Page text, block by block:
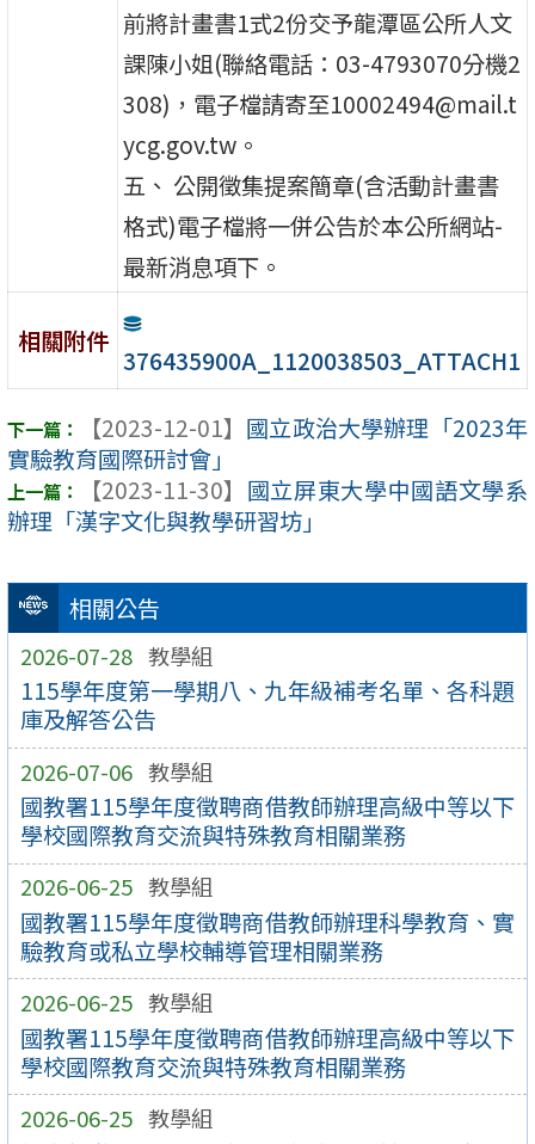
相關公告
2026-07-28 教學組
115學年度第一學期八、九年級補考名單、各科題
庫及解答公告
2026-07-06 教學組
國教署115學年度徵聘商借教師辦理高級中等以下
學校國際教育交流與特殊教育相關業務
2026-06-25 教學組
國教署115學年度徵聘商借教師辦理科學教育、實
驗教育或私立學校輔導管理相關業務
2026-06-25 教學組
國教署115學年度徵聘商借教師辦理高級中等以下
學校國際教育交流與特殊教育相關業務
2026-06-25 教學組
前將計畫書1式2份交予龍潭區公所人文
課陳小姐(聯絡電話：03-4793070分機2
308)，電子檔請寄至10002494@mail.t
ycg.gov.tw。
五、 公開徵集提案簡章(含活動計畫書
格式)電子檔將一併公告於本公所網站-
最新消息項下。
相關附件
376435900A_1120038503_ATTACH1
【2023-12-01】 國立政治大學辦理「2023年
實驗教育國際研討會」
【2023-11-30】 國立屏東大學中國語文學系
辦理「漢字文化與教學研習坊」